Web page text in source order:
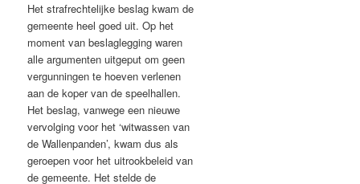
Het strafrechtelijke beslag kwam de
gemeente heel goed uit. Op het
moment van beslaglegging waren
alle argumenten uitgeput om geen
vergunningen te hoeven verlenen
aan de koper van de speelhallen.
Het beslag, vanwege een nieuwe
vervolging voor het ‘witwassen van
de Wallenpanden’, kwam dus als
geroepen voor het uitrookbeleid van
de gemeente. Het stelde de